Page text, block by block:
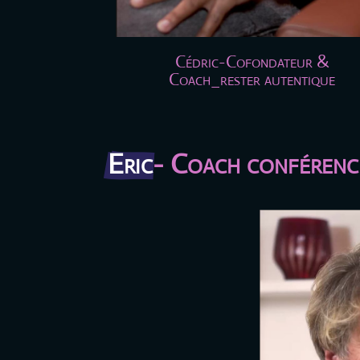
Cédric-Cofondateur &
Coach_rester autentique
Eric- Coach